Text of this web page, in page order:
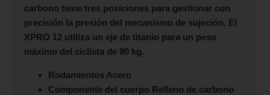
carbono tiene tres posiciones para gestionar con
precisión la presión del mecanismo de sujeción. El
XPRO 12 utiliza un eje de titanio para un peso
máximo del ciclista de 90 kg.
Rodamientos Acero
Componente del cuerpo Relleno de carbono